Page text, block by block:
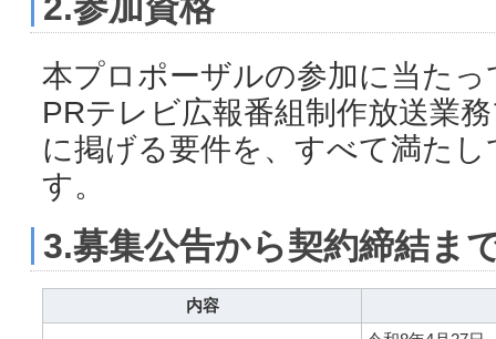
2.参加資格
本プロポーザルの参加に当た
PRテレビ広報番組制作放送業
に掲げる要件を、すべて満た
す。
3.募集公告から契約締結ま
内容